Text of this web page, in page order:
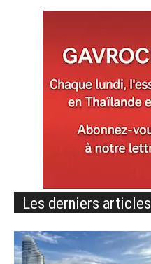
Les derniers articles